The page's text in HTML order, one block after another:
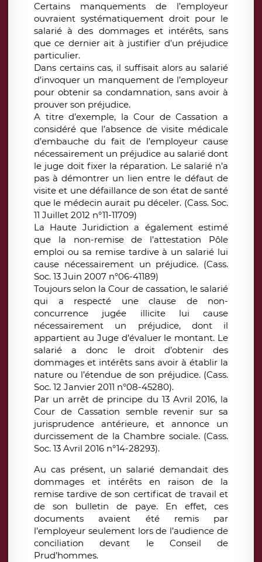
Certains manquements de l’employeur
ouvraient systématiquement droit pour le
salarié à des dommages et intérêts, sans
que ce dernier ait à justifier d’un préjudice
particulier.
Dans certains cas, il suffisait alors au salarié
d’invoquer un manquement de l’employeur
pour obtenir sa condamnation, sans avoir à
prouver son préjudice.
A titre d’exemple, la Cour de Cassation a
considéré que l’absence de visite médicale
d’embauche du fait de l’employeur cause
nécessairement un préjudice au salarié dont
le juge doit fixer la réparation. Le salarié n’a
pas à démontrer un lien entre le défaut de
visite et une défaillance de son état de santé
que le médecin aurait pu déceler. (Cass. Soc.
11 Juillet 2012 n°11-11709)
La Haute Juridiction a également estimé
que la non-remise de l’attestation Pôle
emploi ou sa remise tardive à un salarié lui
cause nécessairement un préjudice. (Cass.
Soc. 13 Juin 2007 n°06-41189)
Toujours selon la Cour de cassation, le salarié
qui a respecté une clause de non-
concurrence jugée illicite lui cause
nécessairement un préjudice, dont il
appartient au Juge d’évaluer le montant. Le
salarié a donc le droit d’obtenir des
dommages et intérêts sans avoir à établir la
nature ou l’étendue de son préjudice. (Cass.
Soc. 12 Janvier 2011 n°08-45280).
Par un arrêt de principe du 13 Avril 2016, la
Cour de Cassation semble revenir sur sa
jurisprudence antérieure, et annonce un
durcissement de la Chambre sociale. (Cass.
Soc. 13 Avril 2016 n°14-28293).
Au cas présent, un salarié demandait des
dommages et intérêts en raison de la
remise tardive de son certificat de travail et
de son bulletin de paye. En effet, ces
documents avaient été remis par
l’employeur seulement lors de l’audience de
conciliation devant le Conseil de
Prud’hommes.